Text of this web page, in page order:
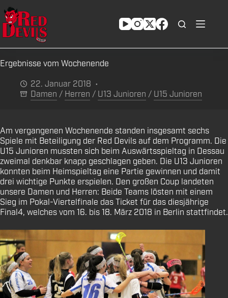
Zum
Inhalt
springen
Ergebnisse vom Wochenende
22. Januar 2018
Damen / Herren / U13 Junioren / U15 Junioren
Am vergangenen Wochenende standen insgesamt sechs
Spiele mit Beteiligung der Red Devils auf dem Programm. Die
U15 Junioren mussten sich beim Auswärtsspieltag in Dessau
zweimal denkbar knapp geschlagen geben. Die U13 Junioren
konnten beim Heimspieltag eine Partie gewinnen und damit
drei wichtige Punkte erspielen. Den großen Coup landeten
unsere Damen und Herren: Beide Teams lösten mit einem
Sieg im Pokal-Viertelfinale das Ticket für das diesjährige
Final4, welches vom 16. bis 18. März 2018 in Berlin stattfindet.